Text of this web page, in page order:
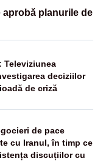
aprobă planurile de
Televiziunea
deciziilor
de criză
de pace
cu Iranul, în timp ce
discuțiilor cu